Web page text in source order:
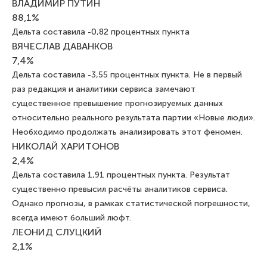
ВЛАДИМИР ПУТИН
88,1%
Дельта составила -0,82 процентных пункта
ВЯЧЕСЛАВ ДАВАНКОВ
7,4%
Дельта составила -3,55 процентных пункта. Не в первый
раз редакция и аналитики сервиса замечают
существенное превышение прогнозируемых данных
относительно реального результата партии «Новые люди».
Необходимо продолжать анализировать этот феномен.
НИКОЛАЙ ХАРИТОНОВ
2,4%
Дельта составила 1,91 процентных пункта. Результат
существенно превысил расчёты аналитиков сервиса.
Однако прогнозы, в рамках статистической погрешности,
всегда имеют больший люфт.
ЛЕОНИД СЛУЦКИЙ
2,1%